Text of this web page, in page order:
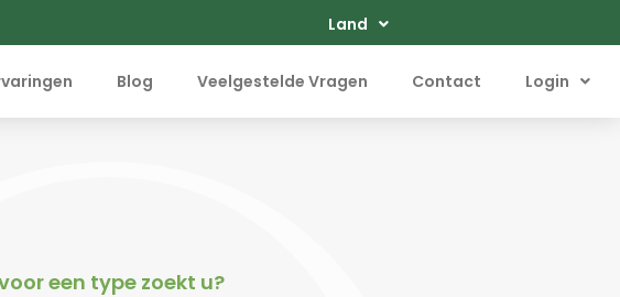
Land
Blog Veelgestelde Vragen Contact Login
een type zoekt u?